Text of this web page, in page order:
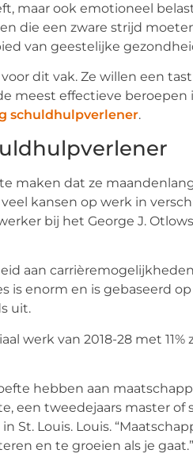
maar ook emotioneel
die een zware strijd
van geestelijke
dit vak. Ze willen een
meest effectieve
schuldhulpverlener.
maken dat ze
kansen op werk in
bij het George J.
aan
is enorm en is gebaseerd
uit.
werk van 2018-28 met 11%
hebben aan
een tweedejaars master of
Louis. Louis.
en te groeien als je gaat.”